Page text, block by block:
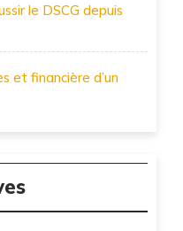
le DSCG depuis
et financière d’un